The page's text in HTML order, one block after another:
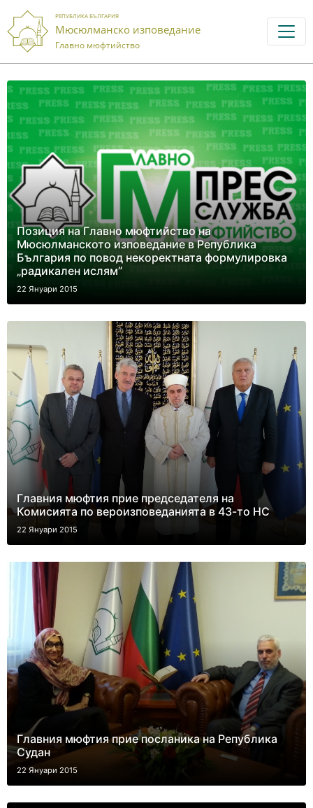
РЕПУБЛИКА БЪЛГАРИЯ
Мюсюлманско изповедание
Главно мюфтийство
Позиция на Главно мюфтийство на
Мюсюлманското изповедание в Република
България по повод некоректната формулировка
„радикален ислям”
22 Януари 2015
Главния мюфтия прие председателя на
Комисията по вероизповеданията в 43-то НС
22 Януари 2015
Главния мюфтия прие посланика на Република
Судан
22 Януари 2015